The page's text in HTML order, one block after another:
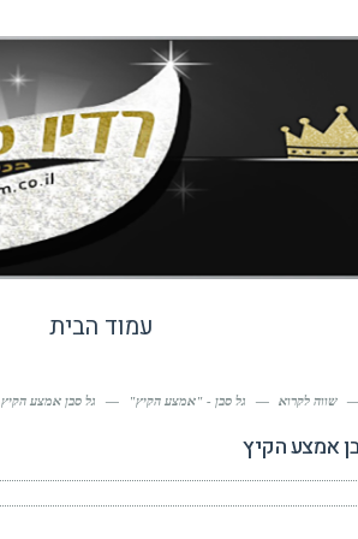
עמוד הבית
שווה לקרוא — גל סבן - "אמצע הקיץ" — גל סבן אמצע הקיץ
אמצע הקיץ